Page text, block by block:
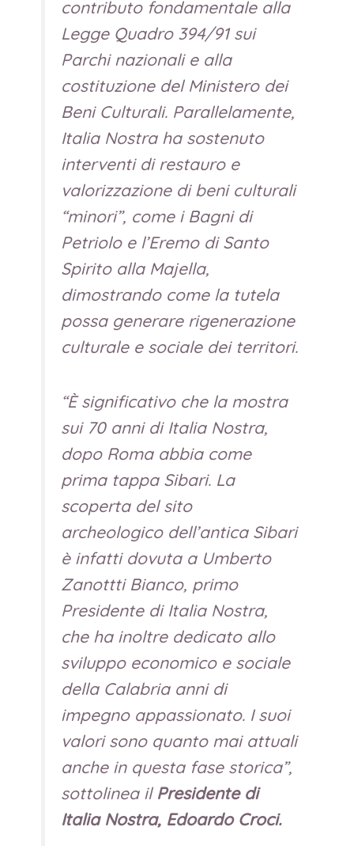
contributo fondamentale alla
Legge Quadro 394/91 sui
Parchi nazionali e alla
costituzione del Ministero dei
Beni Culturali. Parallelamente,
Italia Nostra ha sostenuto
interventi di restauro e
valorizzazione di beni culturali
“minori”, come i Bagni di
Petriolo e l’Eremo di Santo
Spirito alla Majella,
dimostrando come la tutela
possa generare rigenerazione
culturale e sociale dei territori.
“È significativo che la mostra
sui 70 anni di Italia Nostra,
dopo Roma abbia come
prima tappa Sibari. La
scoperta del sito
archeologico dell’antica Sibari
è infatti dovuta a Umberto
Zanottti Bianco, primo
Presidente di Italia Nostra,
che ha inoltre dedicato allo
sviluppo economico e sociale
della Calabria anni di
impegno appassionato. I suoi
valori sono quanto mai attuali
anche in questa fase storica”,
sottolinea il Presidente di
Italia Nostra, Edoardo Croci.